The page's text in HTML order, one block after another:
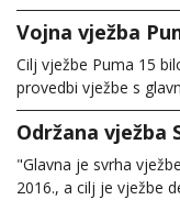
Vojna vježba
Cilj vježbe Puma 15
provedbi vježbe s
Održana vježba
"Glavna je svrha
2016., a cilj je vježbe